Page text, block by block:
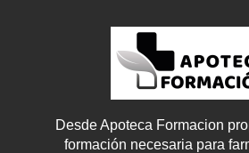
Desde Apoteca Formacion
formación necesaria para